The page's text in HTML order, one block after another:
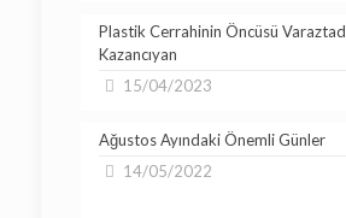
Plastik Cerrahinin Öncüsü Varaztad
Kazancıyan
15/04/2023
Ağustos Ayındaki Önemli Günler
14/05/2022